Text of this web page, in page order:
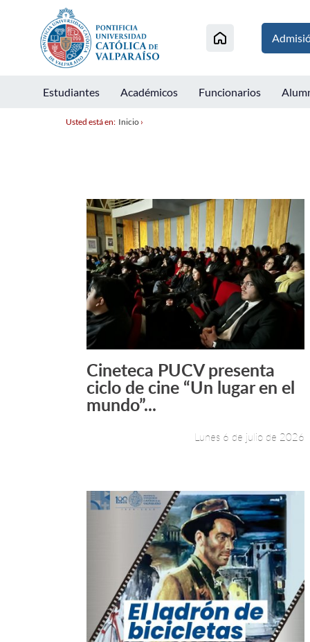
Estudiantes Académicos Funcionarios
Usted está en: Inicio›
Leer más +
Cineteca PUCV presenta
ciclo de cine “Un lugar en el
mundo”...
Lunes 6 de julio de 2026